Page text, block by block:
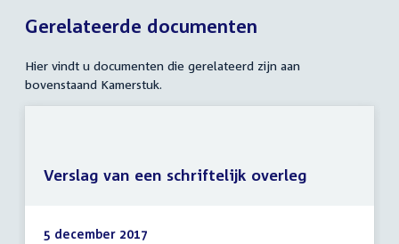
Gerelateerde documenten
Hier vindt u documenten die gerelateerd zijn aan
bovenstaand Kamerstuk.
5 december 2017
Verslag van een schriftelijk overleg